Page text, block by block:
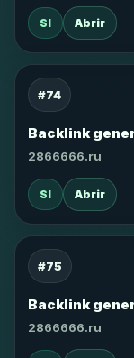
SI Abrir
#74
Backlink
2866666.ru
SI Abrir
#75
Backlink
2866666.ru